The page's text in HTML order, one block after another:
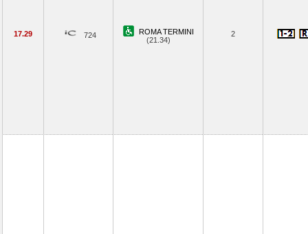
17.29 724
ROMA TERMINI
(21.34)
2